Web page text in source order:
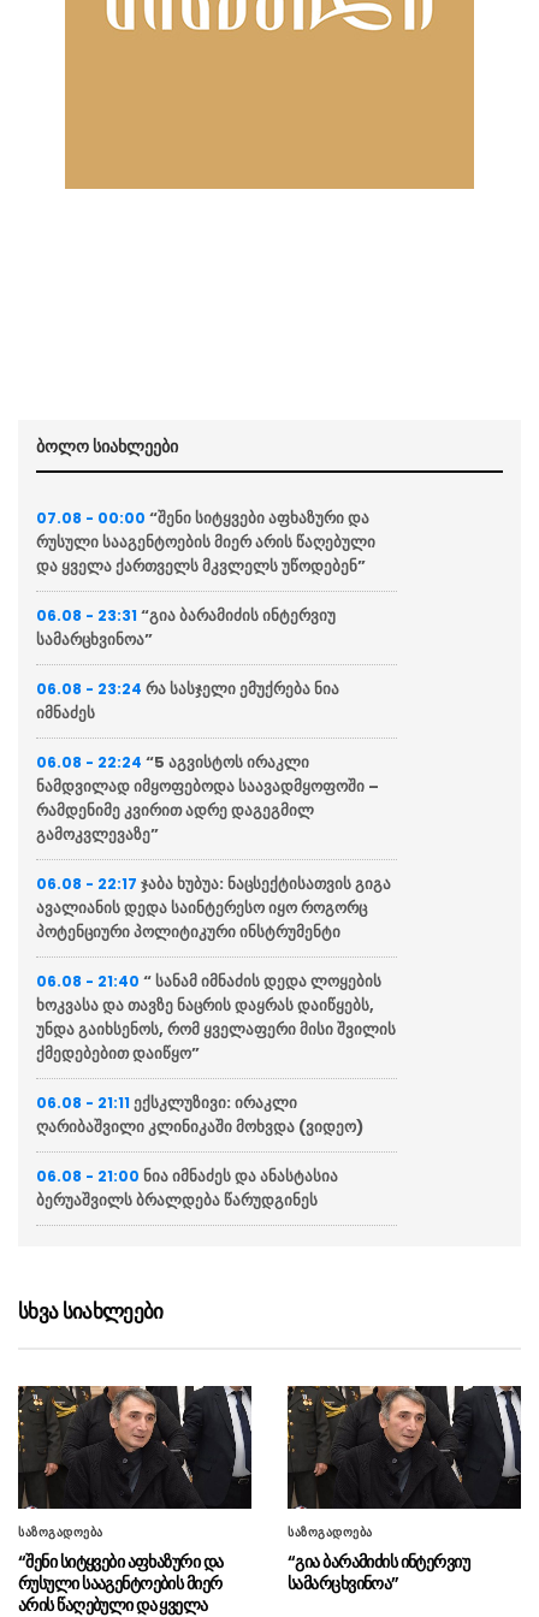
ბოლო სიახლეები
07.08 - 00:00 “შენი სიტყვები აფხაზური და
რუსული სააგენტოების მიერ არის წაღებული
და ყველა ქართველს მკვლელს უწოდებენ”
06.08 - 23:31 “გია ბარამიძის ინტერვიუ
სამარცხვინოა”
06.08 - 23:24 რა სასჯელი ემუქრება ნია
იმნაძეს
06.08 - 22:24 “5 აგვისტოს ირაკლი
ნამდვილად იმყოფებოდა საავადმყოფოში –
რამდენიმე კვირით ადრე დაგეგმილ
გამოკვლევაზე”
06.08 - 22:17 ჯაბა ხუბუა: ნაცსექტისათვის გიგა
ავალიანის დედა საინტერესო იყო როგორც
პოტენციური პოლიტიკური ინსტრუმენტი
06.08 - 21:40 “ სანამ იმნაძის დედა ლოყების
ხოკვასა და თავზე ნაცრის დაყრას დაიწყებს,
უნდა გაიხსენოს, რომ ყველაფერი მისი შვილის
ქმედებებით დაიწყო”
06.08 - 21:11 ექსკლუზივი: ირაკლი
ღარიბაშვილი კლინიკაში მოხვდა (ვიდეო)
06.08 - 21:00 ნია იმნაძეს და ანასტასია
ბერუაშვილს ბრალდება წარუდგინეს
ფლოტის დაახლოებით 80%-ში”
და დროს მოითხოვს
06.08 - 18:23ირაკლი კობახიძემ ბათუმის
საზღვაო ნავსადგურში საკონტეინერო და
სასუქების ტერმინალები დაათვალიერა
(ფოტოები)
06.08 - 18:11პრემიერ-მინისტრმა საზღვაო
აკადემიაში განახლებული სასწავლო და
სხვა სიახლეები
საზოგადოება
“შენი სიტყვები აფხაზური და
რუსული სააგენტოების მიერ
არის წაღებული და ყველა
საზოგადოება
“გია ბარამიძის ინტერვიუ
სამარცხვინოა”